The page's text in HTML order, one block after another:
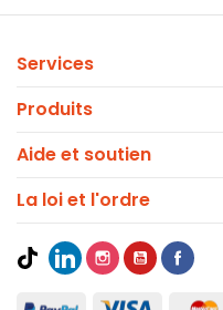
Services
Produits
Aide et soutien
La loi et l'ordre